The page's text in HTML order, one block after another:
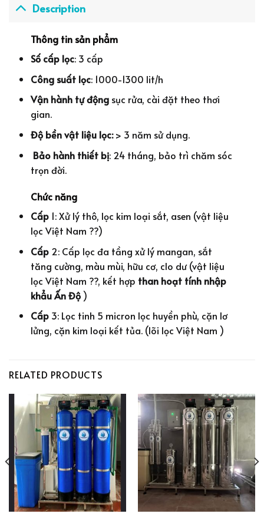
Description
Thông tin sản phẩm
Số cấp lọc: 3 cấp
Công suất lọc: 1000-1300 lit/h
Vận hành tự độngsục rửa, cài đặt theo thơi
gian.
Độ bền vật liệu lọc:> 3 năm sử dụng.
Bảo hành thiết bị: 24 tháng, bảo trì chăm sóc
trọn đời.
Chức năng
Cấp1️: Xử lý thô, lọc kim loại sắt, asen (vật liệu
lọc Việt Nam ??)
Cấp2️: Cấp lọc đa tầng xử lý mangan, sắt
tăng cường, màu mùi, hữu cơ, clo dư (vật liệu
lọc Việt Nam ??, kết hợp than hoạt tính nhập
khẩu Ấn Độ )
Cấp3: Lọc tinh 5 micron lọc huyền phù, cặn lơ
lửng, cặn kim loại kết tủa. (lõi lọc Việt Nam )
RELATED PRODUCTS